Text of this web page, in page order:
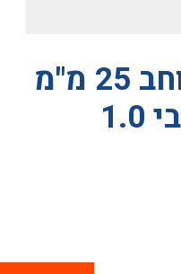
שימס בגליל רוחב 25 מ"מ